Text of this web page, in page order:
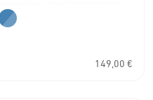
149,00 €